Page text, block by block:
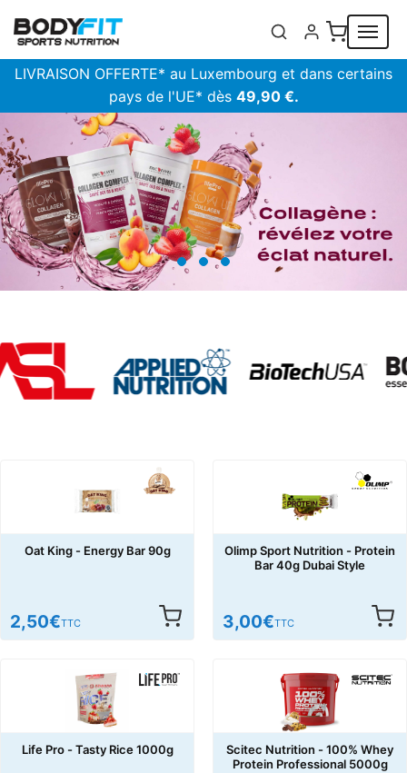
LIVRAISON OFFERTE* au Luxembourg et dans certains
pays de l'UE* dès 49,90 €.
Oat King - Energy Bar 90g
2,50€TTC
Olimp Sport Nutrition - Protein
Bar 40g Dubai Style
3,00€TTC
Life Pro - Tasty Rice 1000g
Scitec Nutrition - 100% Whey
Protein Professional 5000g